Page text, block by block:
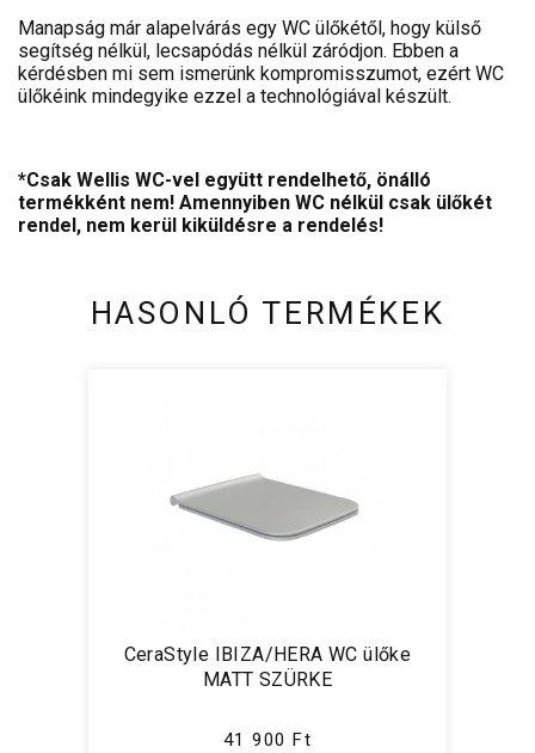
Manapság már alapelvárás egy WC ülőkétől, hogy külső
segítség nélkül, lecsapódás nélkül záródjon. Ebben a
kérdésben mi sem ismerünk kompromisszumot, ezért WC
ülőkéink mindegyike ezzel a technológiával készült.
*Csak Wellis WC-vel együtt rendelhető, önálló
termékként nem! Amennyiben WC nélkül csak ülőkét
rendel, nem kerül kiküldésre a rendelés!
HASONLÓ TERMÉKEK
CeraStyle IBIZA/HERA WC ülőke
MATT SZÜRKE
41 900 Ft